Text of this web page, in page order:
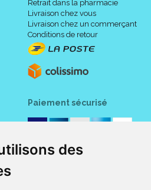
des
Retrait dans la pharmacie
Livraison chez vous
Livraison chez un commerçant
Conditions de retour
Paiement sécurisé